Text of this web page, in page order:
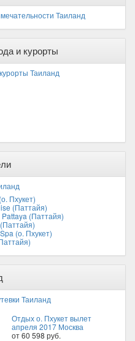
Таиланд
и курорты
Таиланд
Пхукет)
(Паттайя)
(Паттайя)
(о. Пхукет)
Таиланд
Отдых о. Пхукет вылет
апреля 2017 Москва
от 60 598 руб.